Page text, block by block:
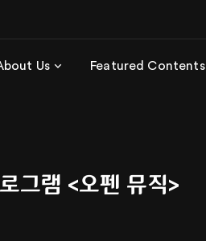
Us Featured Contents
그램 <오펜 뮤직>